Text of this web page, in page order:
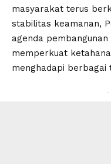
masyarakat terus
stabilitas keamanan,
agenda
memperkuat
menghadapi berbagai
-